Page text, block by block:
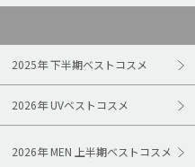
2025年 下半期ベストコスメ
2026年 UVベストコスメ
2026年 MEN 上半期ベストコスメ